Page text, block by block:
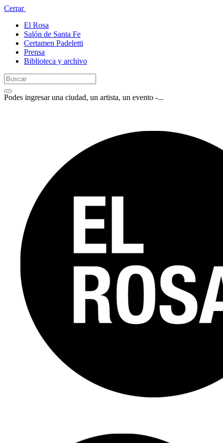
Cerrar
El Rosa
Salón de Santa Fe
Certamen Padeletti
Prensa
Biblioteca y archivo
Podes ingresar una ciudad, un artista, un evento -...